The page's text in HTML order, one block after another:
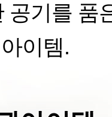
공기를 품
이템.